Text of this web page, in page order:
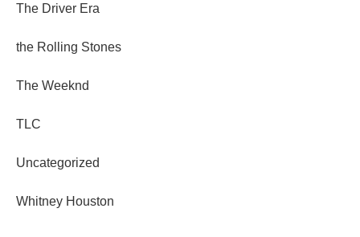
The Driver Era
the Rolling Stones
The Weeknd
TLC
Uncategorized
Whitney Houston